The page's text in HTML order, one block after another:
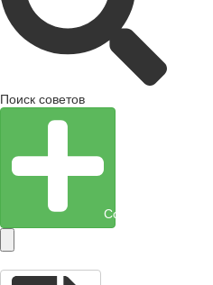
Поиск советов
Создать объект